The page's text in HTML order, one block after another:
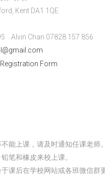
Kent DA1 1QE
Alvin Chan 07828 157 856
Registration Form
能上课，请及时通知任课老师。
笔和橡皮来校上课。
课后在学校网站或各班微信群